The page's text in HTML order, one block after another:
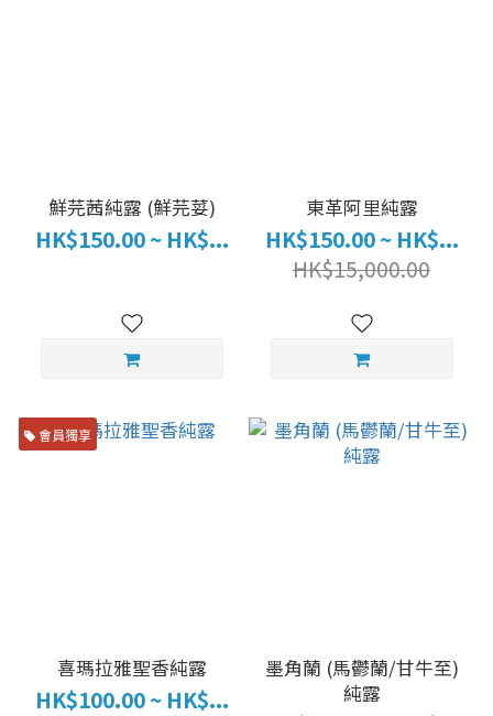
鮮芫茜純露 (鮮芫荽)
HK$150.00 ~ HK$...
東革阿里純露
HK$150.00 ~ HK$...
HK$15,000.00
會員獨享
喜瑪拉雅聖香純露
HK$100.00 ~ HK$...
墨角蘭 (馬鬱蘭/甘牛至)
純露